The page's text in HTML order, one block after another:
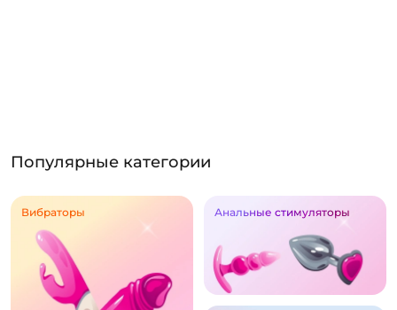
Популярные категории
Вибраторы Анальные стимуляторы